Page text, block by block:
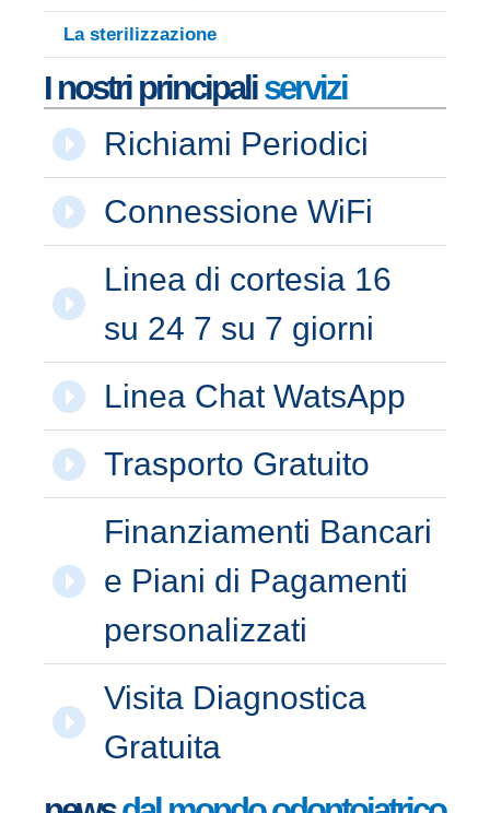
La sterilizzazione
I nostri principaliservizi
Richiami Periodici
Connessione WiFi
Linea di cortesia 16
su 24 7 su 7 giorni
Linea Chat WatsApp
Trasporto Gratuito
Finanziamenti Bancari
e Piani di Pagamenti
personalizzati
Visita Diagnostica
Gratuita